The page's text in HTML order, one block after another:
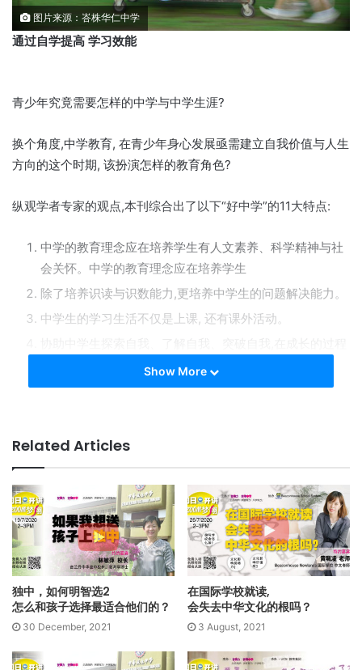
图片来源：峇株华仁中学
通过自学提高 学习效能
青少年究竟需要怎样的中学与中学生涯?
换个角度,中学教育, 在青少年身心发展亟需建立自我价值与人生
方向的这个时期, 该扮演怎样的教育角色?
纵观学者专家的观点,本刊综合出了以下“好中学”的11大特点:
中学的教育理念应在培养学生有人文素养、科学精神与社
会关怀。中学的教育理念应在培养学生
除了培养识读与识数能力,更培养中学生的问题解决能力。
中学生的学习生活不仅是上课, 还有课外活动。
中寻找到人生价值观与方向。
鼓励中学生接触现实社会, 重视培养学生的人文关怀, 引导
每个学生都有公平的被培养与被训练的机会, 而不是把机会
校园有好的学习空间而非仅是“建筑物”而已, 譬如有操场和
优雅的环境,让学生可以进行活动和运动。
拥有一群教育理念正确、对教育充满热忱的老师。
师生互动良好, 老师关注学生的心智与心理发展。
学生可在稳健的人文校风里获得长期的熏陶,譬如互动的礼
貌、对人的尊重、双赢的沟通、充满友爱的环境、可开放
探索、富有创意的教学环境等。
造有优质教育的民主校园。
Show More
Related Articles
独中，如何明智选2
怎么和孩子选择最适合他们的？
30 December, 2021
在国际学校就读,
会失去中华文化的根吗？
3 August, 2021